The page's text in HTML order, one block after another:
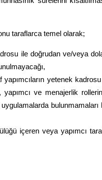
taraflarca temel olarak;
ile doğrudan ve/veya
yetenek
ve menajerlik
içeren veya yapımcı